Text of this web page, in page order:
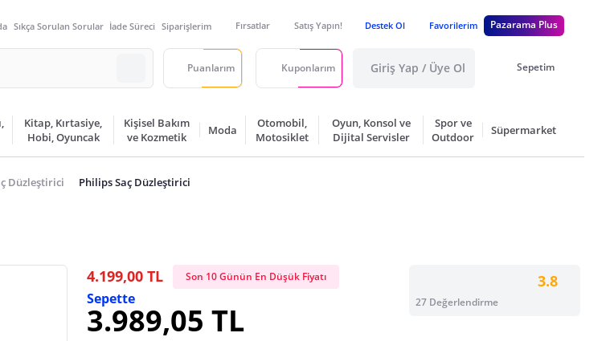
Sıkça Sorulan Sorular İade Süreci Siparişlerim Fırsatlar Satış Yapın! Destek Ol Favorilerim Pazarama Plus
Puanlarım Kuponlarım Giriş Yap / Üye Ol Sepetim
Kitap, Kırtasiye,
Hobi, Oyuncak
Kişisel Bakım
ve Kozmetik
Moda
Otomobil,
Motosiklet
Oyun, Konsol ve
Dijital Servisler
Spor ve
Outdoor
Süpermarket
Düzleştirici Philips Saç Düzleştirici
4.199,00 TL Son 10 Günün En Düşük Fiyatı
Sepette
3.989,05 TL
3.8
27 Değerlendirme